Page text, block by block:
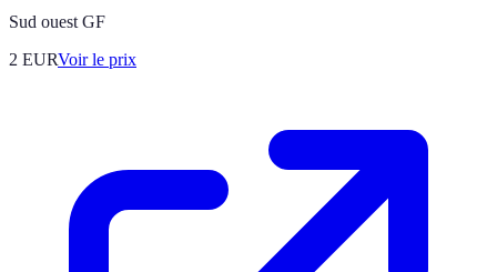
Sud ouest GF
2 EURVoir le prix